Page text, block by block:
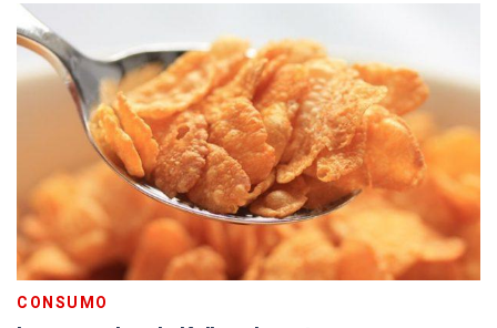
CONSUMO